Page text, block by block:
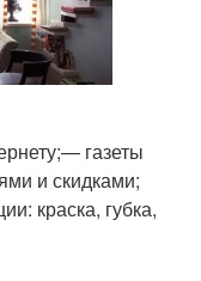
газеты
и скидками;
краска, губка,